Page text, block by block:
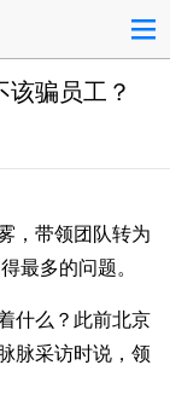
骗员工？
，带领团队转为
最多的问题。
什么？此前北京
脉采访时说，领